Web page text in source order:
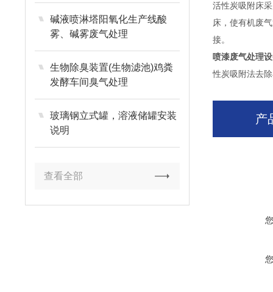
碱液喷淋塔阳氧化生产线酸
雾、碱雾废气处理
生物除臭装置(生物滤池)鸡粪
发酵车间臭气处理
玻璃钢立式罐，溶液储罐安装
说明
查看全部
活性炭吸附床
床，使有机废
接。
喷漆废气处理
性炭吸附法去
产